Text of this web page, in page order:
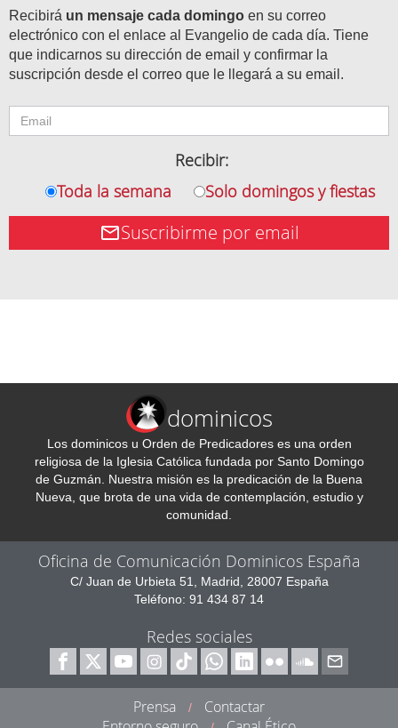
Recibirá un mensaje cada domingo en su correo
electrónico con el enlace al Evangelio de cada día. Tiene
que indicarnos su dirección de email y confirmar la
suscripción desde el correo que le llegará a su email.
Recibir:
Toda la semana
Solo domingos y fiestas
Suscribirme por email
dominicos
Los dominicos u Orden de Predicadores es una orden
religiosa de la Iglesia Católica fundada por Santo Domingo
de Guzmán. Nuestra misión es la predicación de la Buena
Nueva, que brota de una vida de contemplación, estudio y
comunidad.
Oficina de Comunicación Dominicos España
C/ Juan de Urbieta 51, Madrid, 28007 España
Teléfono: 91 434 87 14
Redes sociales
Prensa /
Contactar